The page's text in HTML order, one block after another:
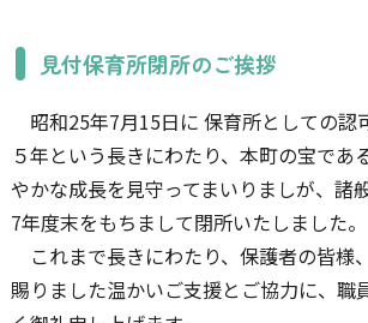
見付保育所閉所のご挨拶
昭和25年7月15日に 保育所としての認
５年という長きにわたり、本町の宝であ
やかな成長を見守ってまいりましが、諸
7年度末をもちまして閉所いたしました。
これまで長きにわたり、保護者の皆様
賜りました温かいご支援とご協力に、職